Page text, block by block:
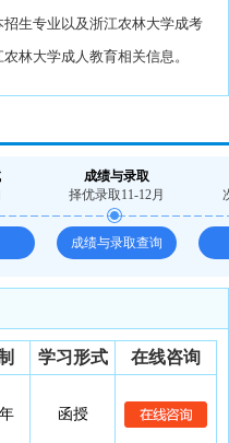
生专业以及浙江农林大学成考
林大学成人教育相关信息。
成绩与录取
择优录取11-12月
成绩与录取查询
学历或者年满18周岁可报读。
学习形式 在线咨询
函授